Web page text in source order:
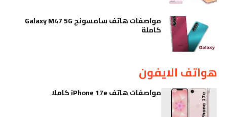
مواصفات هاتف سامسونج Galaxy M47 5G
كاملة
هواتف الايفون
مواصفات هاتف iPhone 17e كاملا